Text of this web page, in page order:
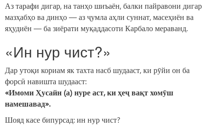
Аз тарафи дигар, на танҳо шиъаён, балки пайравони дигар
мазҳабҳо ва динҳо — аз ҷумла аҳли суннат, масеҳиён ва
яҳудиён — ба зиёрати муқаддасоти Карбало мераванд.
«Ин нур чист?»
Дар утоқи кориам як тахта насб шудааст, ки рӯйи он ба
форсӣ навишта шудааст:
«Имоми Ҳусайн (а) нуре аст, ки ҳеҷ вақт хомӯш
намешавад».
Шояд касе бипурсад: ин нур чист?